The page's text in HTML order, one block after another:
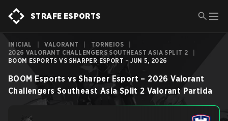
STRAFE ESPORTS
INICIAL VALORANT TORNEIOS
2026 VALORANT CHALLENGERS SOUTHEAST ASIA SPLIT 2
BOOM ESPORTS VS SHARPER ESPORT - JUN 5, 2026
BOOM Esports vs Sharper Esport – 2026 Valorant
Challengers Southeast Asia Split 2 Valorant Partida